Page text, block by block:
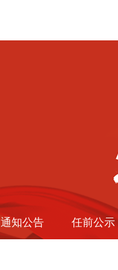
通知公告 任前公示